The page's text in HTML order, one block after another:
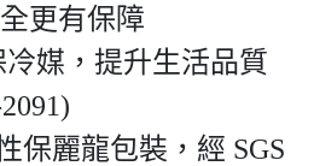
更有保障
冷媒，提升生活品質
保麗龍包裝，經 SGS